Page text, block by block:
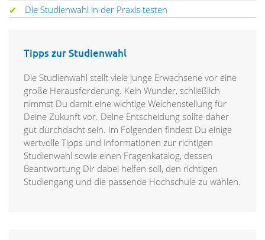
Die Studienwahl in der Praxis testen
Tipps zur Studienwahl
Die Studienwahl stellt viele junge Erwachsene vor eine
große Herausforderung. Kein Wunder, schließlich
nimmst Du damit eine wichtige Weichenstellung für
Deine Zukunft vor. Deine Entscheidung sollte daher
gut durchdacht sein. Im Folgenden findest Du einige
wertvolle Tipps und Informationen zur richtigen
Studienwahl sowie einen Fragenkatalog, dessen
Beantwortung Dir dabei helfen soll, den richtigen
Studiengang und die passende Hochschule zu wählen.